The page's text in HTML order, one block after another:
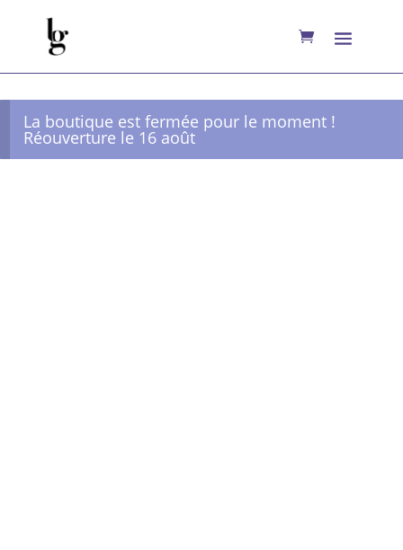
La boutique est fermée pour le moment !
Réouverture le 16 août